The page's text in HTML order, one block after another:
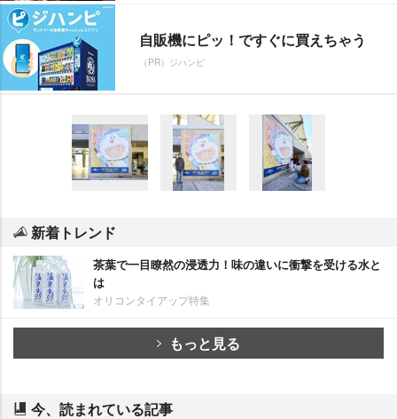
自販機にピッ！ですぐに買えちゃう
（PR）ジハンピ
新着トレンド
茶葉で一目瞭然の浸透力！味の違いに衝撃を受ける水と
は
オリコンタイアップ特集
もっと見る
今、読まれている記事